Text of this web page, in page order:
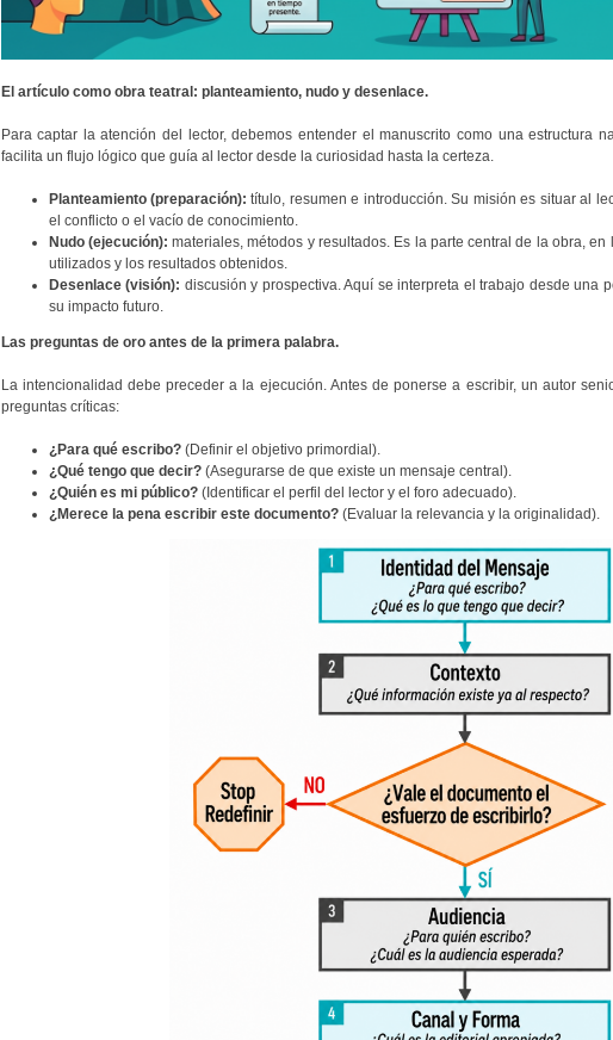
El artículo como obra teatral: planteamiento, nudo y desenlace.
Para captar la atención del lector, debemos entender el manuscrito como una estructura
facilita un flujo lógico que guía al lector desde la curiosidad hasta la certeza.
Planteamiento (preparación): título, resumen e introducción. Su misión es situar al
el conflicto o el vacío de conocimiento.
Nudo (ejecución): materiales, métodos y resultados. Es la parte central de la obra,
utilizados y los resultados obtenidos.
Desenlace (visión): discusión y prospectiva. Aquí se interpreta el trabajo desde una
su impacto futuro.
Las preguntas de oro antes de la primera palabra.
La intencionalidad debe preceder a la ejecución. Antes de ponerse a escribir, un autor
preguntas críticas:
¿Para qué escribo?(Definir el objetivo primordial).
¿Qué tengo que decir?(Asegurarse de que existe un mensaje central).
¿Quién es mi público?(Identificar el perfil del lector y el foro adecuado).
¿Merece la pena escribir este documento?(Evaluar la relevancia y la originalidad).